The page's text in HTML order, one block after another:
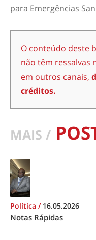
para Emergências
O conteúdo deste
não têm ressalvas
em outros canais,
créditos.
MAIS /
Política / 16.05.2026
Notas Rápidas